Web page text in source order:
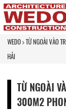
WEDO TỪ NGOÀI VÀO
HẢI
TỪ NGOÀI
300M2